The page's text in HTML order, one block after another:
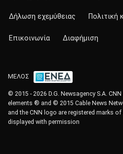
Δήλωση εχεμύθειας Πολιτική
Επικοινωνία Διαφήμιση
ΜΕΛΟΣ
© 2015 - 2026 D.G. Newsagency S.A.
elements ® and © 2015 Cable News
and the CNN logo are registered marks of
displayed with permission